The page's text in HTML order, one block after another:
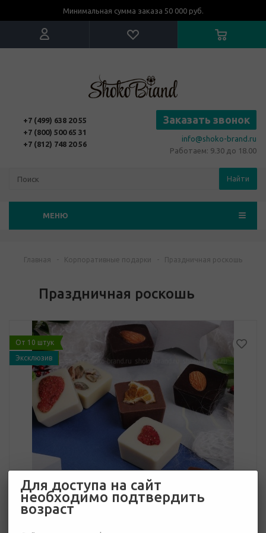
Минимальная сумма заказа 50 000 руб.
+7 (499) 638 20 55
+7 (800) 500 65 31
+7 (812) 748 20 56
Заказать звонок
info@shoko-brand.ru
Работаем: 9.30 до 18.00
Найти
МЕНЮ
Главная - Корпоративные подарки - Праздничная роскошь
Праздничная роскошь
От 10 штук
Эксклюзив
Для доступа на сайт
необходимо подтвердить
возраст